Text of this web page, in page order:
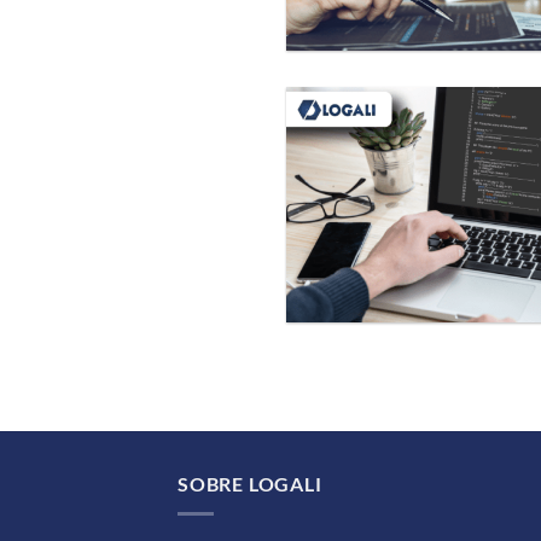
SOBRE LOGALI